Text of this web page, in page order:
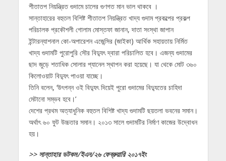
শীতাতপ নিয়ন্ত্রিত গুদামে চালের গুণগত মান ভাল থাকবে ।
সান্তাহারের বহুতল বিশিষ্ট শীতাতপ নিয়ন্ত্রিত খাদ্য গুদাম প্রকল্পের প্রকল্প
পরিচালক প্রকৌশলী গোলাম মোস্তফা জানান, দাতা সংস্থা জাপান
ইন্টারন্যাশনাল কো-অপারেশন এজেন্সির (জাইকা) আর্থিক সহায়তায় নির্মিত
খাদ্য গুদামটি পুরোপুরি সৌর বিদ্যুৎ দ্বারা পরিচালিত হবে। এজন্য গুদামের
ছাদ জুড়ে শতাধিক সোলার প্যানেল স্থাপন করা হয়েছে। যা থেকে মোট ৩৬০
কিলোওয়াট বিদ্যুৎ পাওয়া যাচ্ছে।
তিনি বলেন, ‘উৎপন্ন ওই বিদ্যুৎ দিয়েই পুরো গুদামের বিদ্যুতের চাহিদা
মেটানো সম্ভব হবে।’
দেশের প্রথম অত্যাধুনিক বহুতল বিশিষ্ট খাদ্য গুদামটি ছয়তলা ভবনের সমান।
অর্থাৎ ৬০ ফুট উচ্চতার সমান। ২০১৩ সালে গুদামটির নির্মাণ কাজের উদ্বোধন
হয়।
>> সান্তাহার ডটকম/ইএন/২৬ ফেব্রুয়ারি ২০১৭ইং